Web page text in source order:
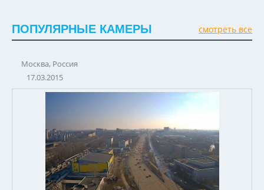
ПОПУЛЯРНЫЕ КАМЕРЫ смотреть все
Москва, Россия
17.03.2015